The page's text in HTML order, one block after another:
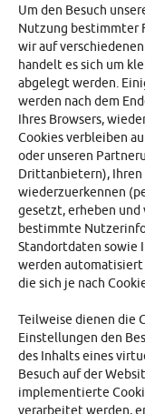
Um den Besuch
Nutzung bestimmter
wir auf
handelt es sich um
abgelegt werden.
werden nach dem
Ihres Browsers,
Cookies verbleiben
oder unseren
Drittanbietern), Ihren
wiederzuerkennen
gesetzt, erheben
bestimmte
Standortdaten sowie
werden automatisiert
die sich je nach
Teilweise dienen die
Einstellungen den
des Inhalts eines
Besuch auf der
implementierte
verarbeitet werden,